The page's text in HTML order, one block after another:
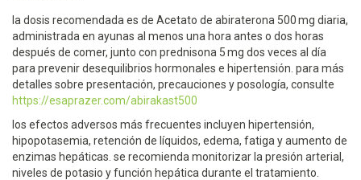
la dosis recomendada es de Acetato de abiraterona 500 mg diaria,
administrada en ayunas al menos una hora antes o dos horas
después de comer, junto con prednisona 5 mg dos veces al día
para prevenir desequilibrios hormonales e hipertensión. para más
detalles sobre presentación, precauciones y posología, consulte
https://esaprazer.com/abirakast500
los efectos adversos más frecuentes incluyen hipertensión,
hipopotasemia, retención de líquidos, edema, fatiga y aumento de
enzimas hepáticas. se recomienda monitorizar la presión arterial,
niveles de potasio y función hepática durante el tratamiento.